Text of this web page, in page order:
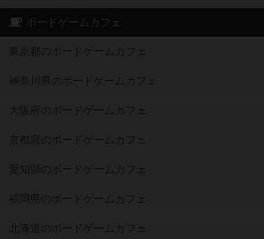
ボードゲームカフェ
東京都のボードゲームカフェ
神奈川県のボードゲームカフェ
大阪府のボードゲームカフェ
京都府のボードゲームカフェ
愛知県のボードゲームカフェ
福岡県のボードゲームカフェ
北海道のボードゲームカフェ